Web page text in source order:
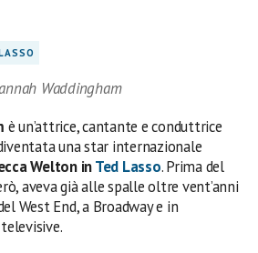
Waddingham
è un’attrice, cantante e conduttrice
una star internazionale
Welton inTed Lasso. Prima del
aveva già alle spalle oltre vent’anni
West End, a Broadway e in